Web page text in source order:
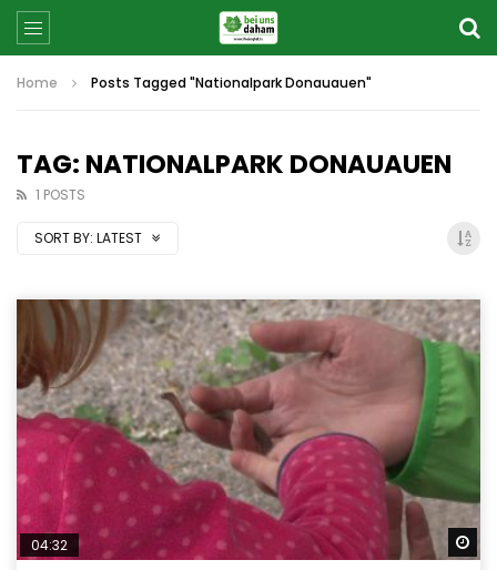
Home Posts Tagged "Nationalpark Donauauen"
TAG: NATIONALPARK DONAUAUEN
1 POSTS
SORT BY: LATEST
04:32